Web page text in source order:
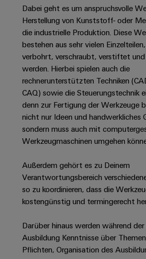
Gerätehersteller
Innovative
Verbindungslösungen
für
Geräte
Konventionelle
Energieerzeugung
Zukunftssicherheit
für
bewährte
Energieerzeugung
Lösungen
für
verschiedene
Segmente
der
und
Fabrikautomation
Öl
Solutions
Systeme
und
Lösungen
Dezentrale
Automatisierung
Energiemanagement-
Lösungen
IIoT
&
Automation
Software
Industrial
Analytics
Industrial
Messumformer
Stromversorgungen
Elektronikgehäuse
Blitz-
und
Überspannungsschutz
PV
Generatoranschlusskasten
Automatisierung
&
Steuerungen
Support
Technischer
Support
Umweltbezogene
Produktkonformität
Engineering
Daten
Technische
Reparatur
und
Ersatzteile
Trainings
und
Webinare
Presse
Unternehmensmeldungen
Fachpressemeldungen
Pressekontakt
Unsere
Partner
and
Automation
Partner
Netzwerk
IIoT
and
Automation
Erfolgreiche
Karrierewege
Offene
Ausbildungs-
und
Studienplätze
Veranstaltungen
Termine
Workshops
für
Dabei geht es um anspruchsvolle
Herstellung von Kunststoff- oder
die industrielle Produktion. Diese
bestehen aus sehr vielen
verbohrt, verschraubt, verstiftet
werden. Hierbei spielen auch die
rechnerunterstützten Techniken
CAQ) sowie die Steuerungstechnik
denn zur Fertigung der Werkzeuge
nicht nur Ideen und handwerkliches
sondern muss auch mit
Werkzeugmaschinen umgehen
Außerdem gehört es zu Deinem
Verantwortungsbereich
so zu koordinieren, dass die
kostengünstig und termingerecht
Darüber hinaus werden während
Ausbildung Kenntnisse über
Pflichten, Organisation des